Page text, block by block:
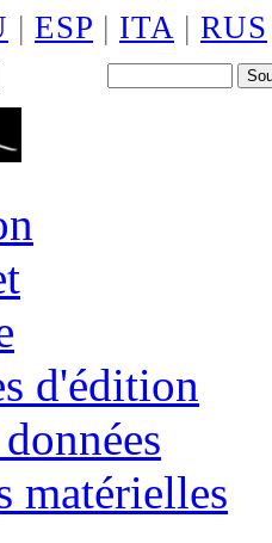
| ESP | ITA | RUS
d'édition
matérielles